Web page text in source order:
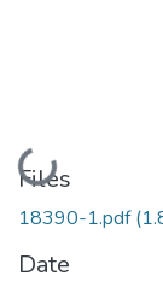
Loading...
Files
18390-1.pdf
Date